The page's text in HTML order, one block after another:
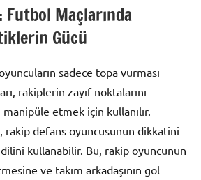
Futbol Maçlarında
Gücü
sadece topa vurması
rakiplerin zayıf noktalarını
etmek için kullanılır.
rakip defans oyuncusunun dikkatini
kullanabilir. Bu, rakip oyuncunun
ve takım arkadaşının gol